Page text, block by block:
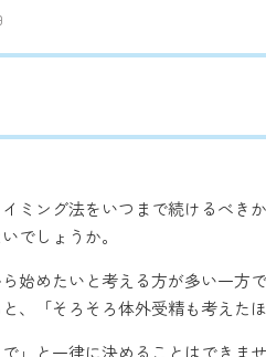
ミング法をいつまで続けるべ
でしょうか。
始めたいと考える方が多い一方
、「そろそろ体外受精も考えた
」と一律に決めることはできま